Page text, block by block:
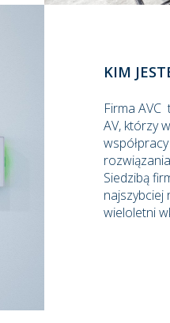
KIM
Firma
AV, którzy
Siedzibą
najszybciej
wieloletni